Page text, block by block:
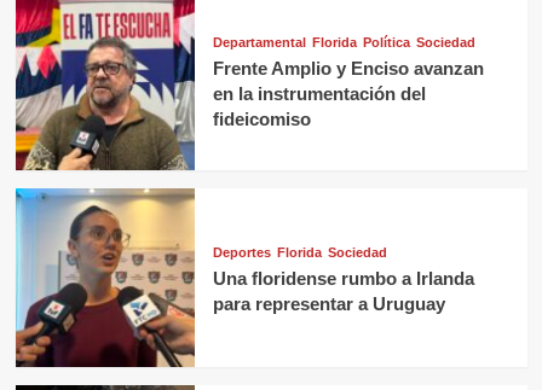
Departamental Florida Política Sociedad
Frente Amplio y Enciso avanzan
en la instrumentación del
fideicomiso
Deportes Florida Sociedad
Una floridense rumbo a Irlanda
para representar a Uruguay